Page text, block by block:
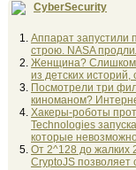
CyberSecurity
Аппарат запустили
строю. NASA
Женщина? Слишком
из детских
Посмотрели три
киноманом?
Хакеры-роботы
Technologies
которые
От 2^128 до жалких
CryptoJS позволяет